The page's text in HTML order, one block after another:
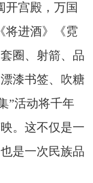
开宫殿，万国
将进酒》《霓
圈、射箭、品
漆书签、吹糖
”活动将千年
。这不仅是一
是一次民族品